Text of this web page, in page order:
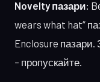
Novelty пазари:
wears what hat“
Enclosure пазари.
– пропускайте.